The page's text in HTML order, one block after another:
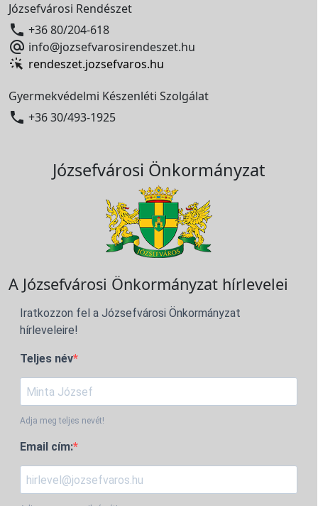
Józsefvárosi Rendészet
 +36 80/204-618
 info@jozsefvarosirendeszet.hu
rendeszet.jozsefvaros.hu
Gyermekvédelmi Készenléti Szolgálat
 +36 30/493-1925
Józsefvárosi Önkormányzat
A Józsefvárosi Önkormányzat hírlevelei
Iratkozzon fel a Józsefvárosi Önkormányzat
hírleveleire!
Teljes név
Adja meg teljes nevét!
Email cím: